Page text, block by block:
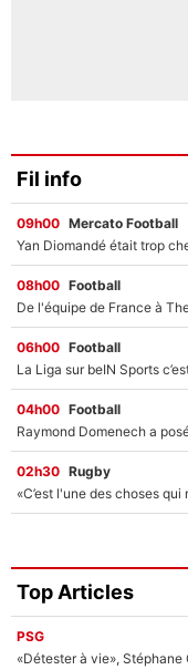
Fil info
09h00 Mercato Football
08h00 Football
06h00 Football
04h00 Football
02h30 Rugby
Top Articles
PSG
«Détester à vie»,